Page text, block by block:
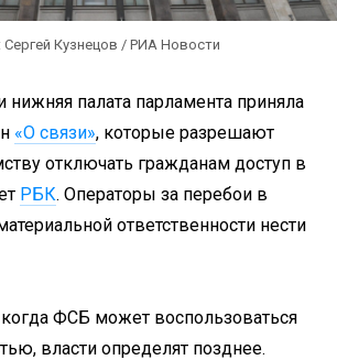
Кузнецов / РИА Новости
нижняя палата парламента приняла
«О связи», которые разрешают
отключать гражданам доступ в
РБК. Операторы за перебои в
ответственности нести
ФСБ может воспользоваться
власти определят позднее.